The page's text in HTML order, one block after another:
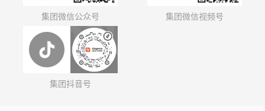
集团微信公众号 集团微信视频号
集团抖音号